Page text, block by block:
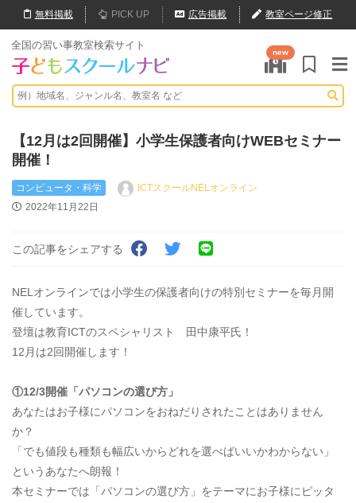
無料掲載 PICK UP 広告掲載 教室ページ修正
全国の習い事教室検索サイト
new
【12月は2回開催】小学生保護者向けWEBセミナー
開催！
コンピュータ・科学
ICTスクールNELオンライン
2022年11月22日
この記事をシェアする
NELオンラインでは小学生の保護者向けの特別セミナーを毎月開
催しています。
登壇は教育ICTのスペシャリスト 田中康平氏！
12月は2回開催します！
①12/3開催「パソコンの選び方」​
あなたはお子様にパソコンをおねだりされたことはありません
か？
「でも値段も種類も幅広いからどれを選べばいいかわからない」
というあなたへ朗報！
本セミナーでは「パソコンの選び方」をテーマにお子様にピッタ